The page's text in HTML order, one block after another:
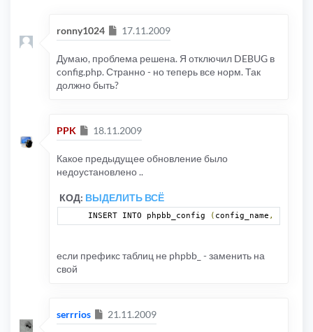
ronny1024 Сообщение
17.11.2009
Думаю, проблема решена. Я отключил DEBUG в
config.php. Странно - но теперь все норм. Так
должно быть?
PPK Сообщение
18.11.2009
Какое предыдущее обновление было
недоустановлено ..
КОД: ВЫДЕЛИТЬ ВСЁ
INSERT INTO phpbb_config ( config_name ,
если префикс таблиц не phpbb_ - заменить на
свой
serrrios Сообщение
21.11.2009